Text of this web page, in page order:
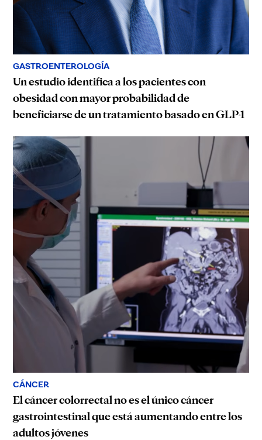
GASTROENTEROLOGÍA
Un estudio identifica a los pacientes con
obesidad con mayor probabilidad de
beneficiarse de un tratamiento basado en GLP-1
CÁNCER
El cáncer colorrectal no es el único cáncer
gastrointestinal que está aumentando entre los
adultos jóvenes